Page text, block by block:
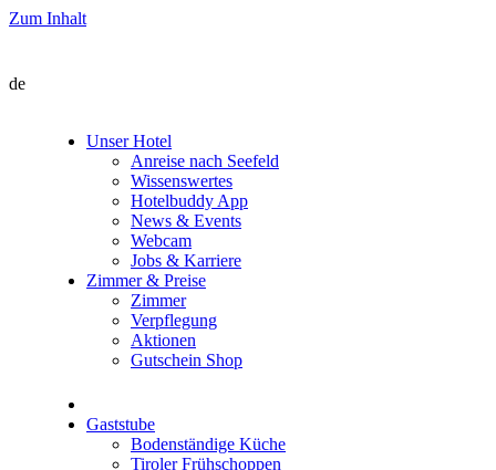
Zum Inhalt
de
Unser Hotel
Anreise nach Seefeld
Wissenswertes
Hotelbuddy App
News & Events
Webcam
Jobs & Karriere
Zimmer & Preise
Zimmer
Verpflegung
Aktionen
Gutschein Shop
Gaststube
Bodenständige Küche
Tiroler Frühschoppen